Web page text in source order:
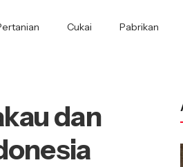
Cukai Pabrikan
dan